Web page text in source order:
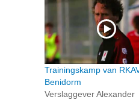
Trainingskamp van
Benidorm
Verslaggever Alexander